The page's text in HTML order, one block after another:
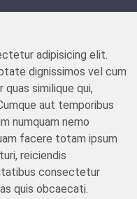
adipisicing elit.
dignissimos vel cum
similique qui,
aut temporibus
numquam nemo
facere totam ipsum
reiciendis
consectetur
quis obcaecati.